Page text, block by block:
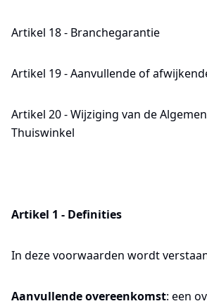
Artikel 18 - Branchegarantie
Artikel 19 - Aanvullende of
Artikel 20 - Wijziging van de
Thuiswinkel
Artikel 1 - Definities
In deze voorwaarden wordt
Aanvullende overeenkomst: een